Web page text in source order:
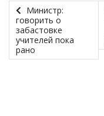
Министр:
говорить о
забастовке
учителей пока
рано